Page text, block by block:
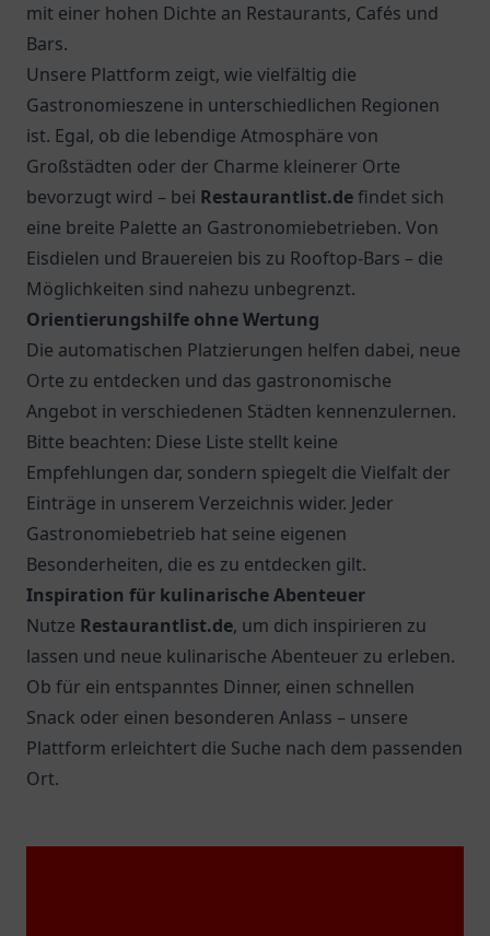
mit einer hohen Dichte an Restaurants, Cafés und
Bars.
Unsere Plattform zeigt, wie vielfältig die
Gastronomieszene in unterschiedlichen Regionen
ist. Egal, ob die lebendige Atmosphäre von
Großstädten oder der Charme kleinerer Orte
bevorzugt wird – bei Restaurantlist.defindet sich
eine breite Palette an Gastronomiebetrieben. Von
Eisdielen und Brauereien bis zu Rooftop-Bars – die
Möglichkeiten sind nahezu unbegrenzt.
Orientierungshilfe ohne Wertung
Die automatischen Platzierungen helfen dabei, neue
Orte zu entdecken und das gastronomische
Angebot in verschiedenen Städten kennenzulernen.
Bitte beachten: Diese Liste stellt keine
Empfehlungen dar, sondern spiegelt die Vielfalt der
Einträge in unserem Verzeichnis wider. Jeder
Gastronomiebetrieb hat seine eigenen
Besonderheiten, die es zu entdecken gilt.
Inspiration für kulinarische Abenteuer
Nutze Restaurantlist.de, um dich inspirieren zu
lassen und neue kulinarische Abenteuer zu erleben.
Ob für ein entspanntes Dinner, einen schnellen
Snack oder einen besonderen Anlass – unsere
Plattform erleichtert die Suche nach dem passenden
Ort.
Top 5 Restaurants inLeipzig